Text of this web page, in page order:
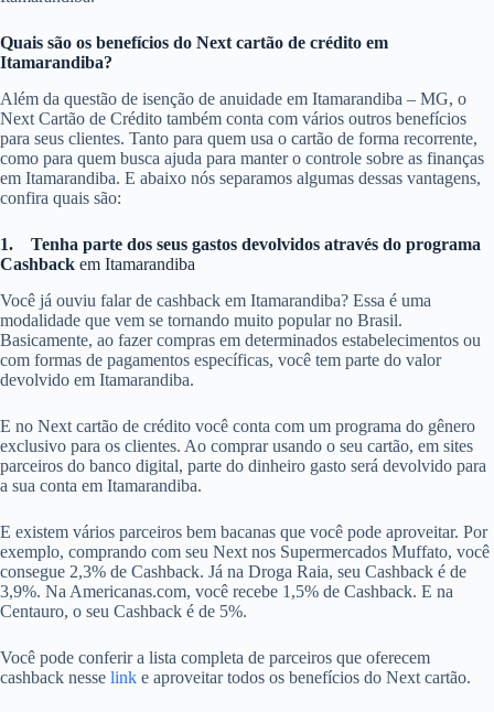
Quais são os benefícios do Next cartão de crédito em
Itamarandiba?
Além da questão de isenção de anuidade em Itamarandiba – MG, o
Next Cartão de Crédito também conta com vários outros benefícios
para seus clientes. Tanto para quem usa o cartão de forma recorrente,
como para quem busca ajuda para manter o controle sobre as finanças
em Itamarandiba. E abaixo nós separamos algumas dessas vantagens,
confira quais são:
1.
Tenha parte dos seus gastos devolvidos através do programa
Cashback em Itamarandiba
Você já ouviu falar de cashback em Itamarandiba? Essa é uma
modalidade que vem se tornando muito popular no Brasil.
Basicamente, ao fazer compras em determinados estabelecimentos ou
com formas de pagamentos específicas, você tem parte do valor
devolvido em Itamarandiba.
E no Next cartão de crédito você conta com um programa do gênero
exclusivo para os clientes. Ao comprar usando o seu cartão, em sites
parceiros do banco digital, parte do dinheiro gasto será devolvido para
a sua conta em Itamarandiba.
E existem vários parceiros bem bacanas que você pode aproveitar. Por
exemplo, comprando com seu Next nos Supermercados Muffato, você
consegue 2,3% de Cashback. Já na Droga Raia, seu Cashback é de
3,9%. Na Americanas.com, você recebe 1,5% de Cashback. E na
Centauro, o seu Cashback é de 5%.
Você pode conferir a lista completa de parceiros que oferecem
cashback nesse link e aproveitar todos os benefícios do Next cartão.